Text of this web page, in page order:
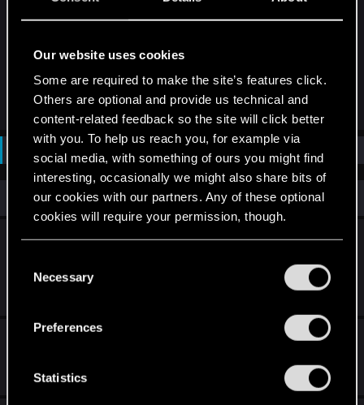
Our website uses cookies
Some are required to make the site’s features click.
Others are optional and provide us technical and
content-related feedback so the site will click better
with you. To help us reach you, for example via
social media, with something of ours you might find
interesting, occasionally we might also share bits of
our cookies with our partners. Any of these optional
cookies will require your permission, though.
and tweak your preferences regarding them in the
Necessary
Preferences
Statistics
Patrząc inaczej to troszkę niekompetencja ze
Hm.
Similar threads
Weź udział w konkursie na zrzut ekranu z
Jan 15, 2023
Aug 28, 2016